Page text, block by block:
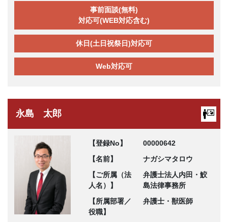
事前面談(無料)
対応可(WEB対応含む)
休日(土日祝祭日)対応可
Web対応可
永島 太郎
【登録No】
00000642
【名前】
ナガシマタロウ
【ご所属（法
人名）】
弁護士法人内田・鮫
島法律事務所
【所属部署／
役職】
弁護士・獣医師